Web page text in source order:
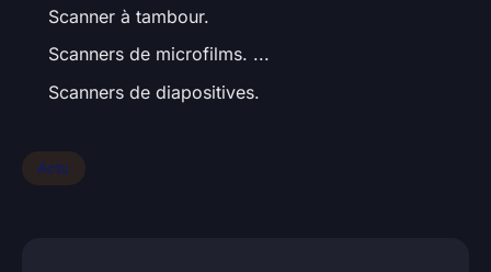
Scanner à tambour.
Scanners de microfilms. ...
Scanners de diapositives.
Actu